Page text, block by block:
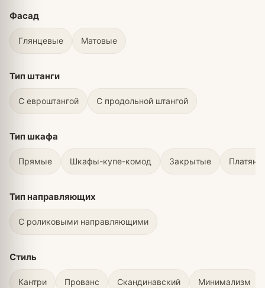
Фасад
Глянцевые Матовые
Тип штанги
С евроштангой С продольной штангой
Тип шкафа
Прямые Шкафы-купе-комод Закрытые
Тип направляющих
С роликовыми направляющими
Стиль
Кантри Прованс Скандинавский Минимализм